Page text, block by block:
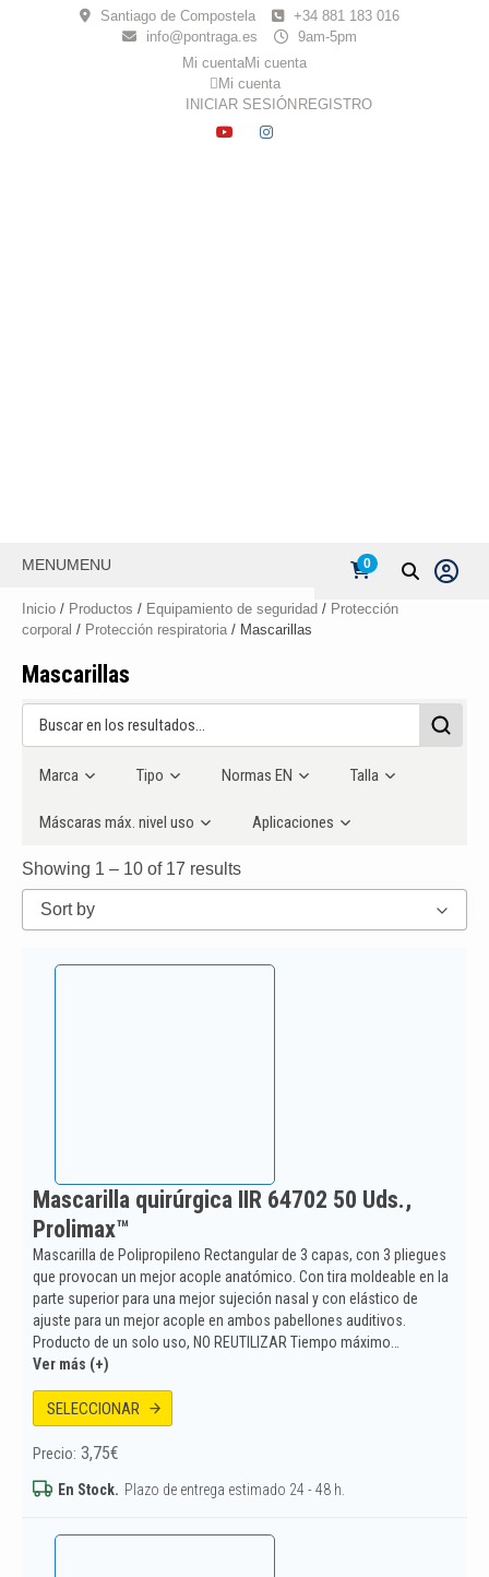
Santiago de Compostela
+34 881 183 016
info@pontraga.es
9am-5pm
Mi cuentaMi cuenta
Mi cuenta
INICIAR SESIÓN REGISTRO
YOUTUBE
INSTAGRAM
MENUMENU 0
Inicio / Productos / Equipamiento de seguridad / Protección
corporal / Protección respiratoria / Mascarillas
Mascarillas
Marca Tipo Normas EN Talla
Máscaras máx. nivel uso Aplicaciones
Showing 1 – 10 of 17 results
Sort by
Mascarilla quirúrgica IIR 64702 50 Uds.,
Prolimax™
Mascarilla de Polipropileno Rectangular de 3 capas, con 3 pliegues
que provocan un mejor acople anatómico. Con tira moldeable en la
parte superior para una mejor sujeción nasal y con elástico de
ajuste para un mejor acople en ambos pabellones auditivos.
Producto de un solo uso, NO REUTILIZAR Tiempo máximo…
Ver más (+)
SELECCIONAR
Precio: 3,75€
En Stock. Plazo de entrega estimado 24 - 48 h.